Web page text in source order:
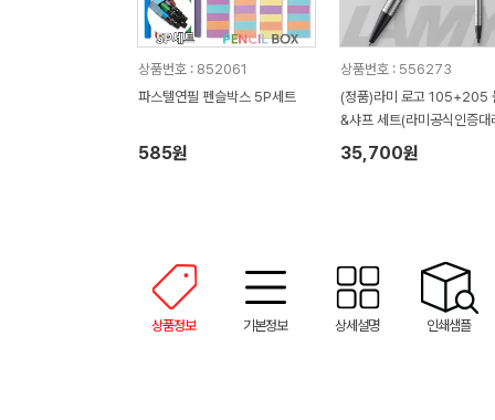
상품번호 : 852061
파스텔연필 펜슬박스 5P세트
585원
상품번호 : 556273
(정품)라미 로고 105+205
&샤프 세트(라미공식인증대
점)
35,700원
상품정보 기본정보 상세설명 인쇄샘플